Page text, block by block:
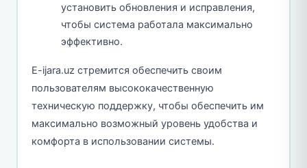
установить обновления и исправления,
чтобы система работала максимально
эффективно.
E-ijara.uz стремится обеспечить своим
пользователям высококачественную
техническую поддержку, чтобы обеспечить им
максимально возможный уровень удобства и
комфорта в использовании системы.